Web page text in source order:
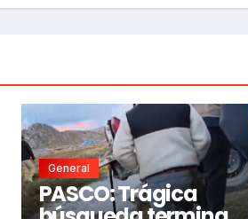
General
PASCO: Trágica